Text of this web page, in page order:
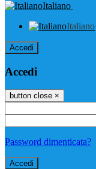
Italiano
Italiano
Accedi
Accedi
button close ×
Password dimenticata?